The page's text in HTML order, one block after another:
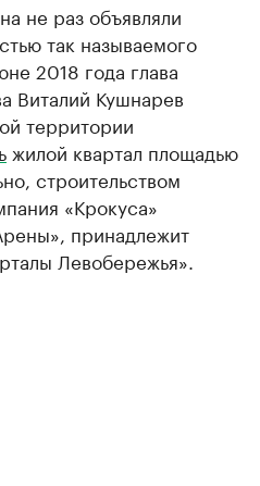
не раз объявляли
так называемого
2018 года глава
Виталий Кушнарев
территории
жилой квартал площадью
строительством
«Крокуса»
принадлежит
Левобережья».